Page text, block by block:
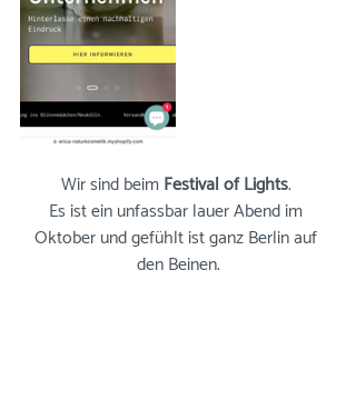
Wir sind beim Festival of Lights.
Es ist ein unfassbar lauer Abend im
Oktober und gefühlt ist ganz Berlin auf
den Beinen.